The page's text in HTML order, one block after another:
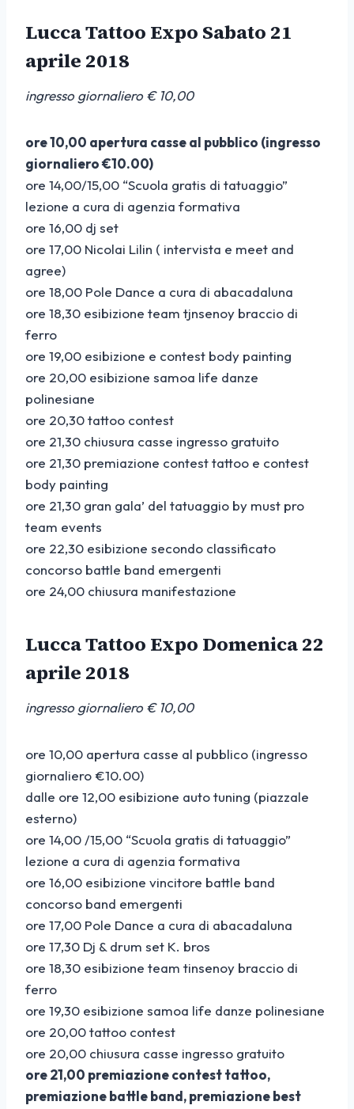
Lucca Tattoo Expo Sabato 21
aprile 2018
ingresso giornaliero € 10,00
ore 10,00 apertura casse al pubblico (ingresso
giornaliero €10.00)
ore 14,00/15,00 “Scuola gratis di tatuaggio”
lezione a cura di agenzia formativa
ore 16,00 dj set
ore 17,00 Nicolai Lilin ( intervista e meet and
agree)
ore 18,00 Pole Dance a cura di abacadaluna
ore 18,30 esibizione team tjnsenoy braccio di
ferro
ore 19,00 esibizione e contest body painting
ore 20,00 esibizione samoa life danze
polinesiane
ore 20,30 tattoo contest
ore 21,30 chiusura casse ingresso gratuito
ore 21,30 premiazione contest tattoo e contest
body painting
ore 21,30 gran gala’ del tatuaggio by must pro
team events
ore 22,30 esibizione secondo classificato
concorso battle band emergenti
ore 24,00 chiusura manifestazione
Lucca Tattoo Expo Domenica 22
aprile 2018
ingresso giornaliero € 10,00
ore 10,00 apertura casse al pubblico (ingresso
giornaliero €10.00)
dalle ore 12,00 esibizione auto tuning (piazzale
esterno)
ore 14,00 /15,00 “Scuola gratis di tatuaggio”
lezione a cura di agenzia formativa
ore 16,00 esibizione vincitore battle band
concorso band emergenti
ore 17,00 Pole Dance a cura di abacadaluna
ore 17,30 Dj & drum set K. bros
ore 18,30 esibizione team tinsenoy braccio di
ferro
ore 19,30 esibizione samoa life danze polinesiane
ore 20,00 tattoo contest
ore 20,00 chiusura casse ingresso gratuito
ore 21,00 premiazione contest tattoo,
premiazione battle band, premiazione best